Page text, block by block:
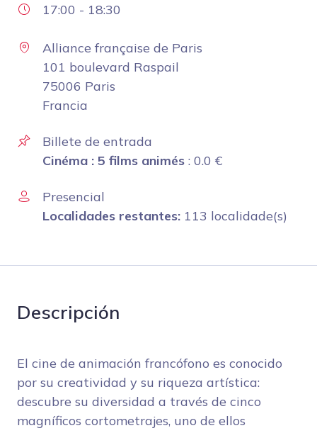
17:00 - 18:30
Alliance française de Paris
101 boulevard Raspail
75006 Paris
Francia
Billete de entrada
Cinéma : 5 films animés : 0.0 €
Presencial
Localidades restantes: 113 localidade(s)
Descripción
El cine de animación francófono es conocido
por su creatividad y su riqueza artística:
descubre su diversidad a través de cinco
magníficos cortometrajes, uno de ellos